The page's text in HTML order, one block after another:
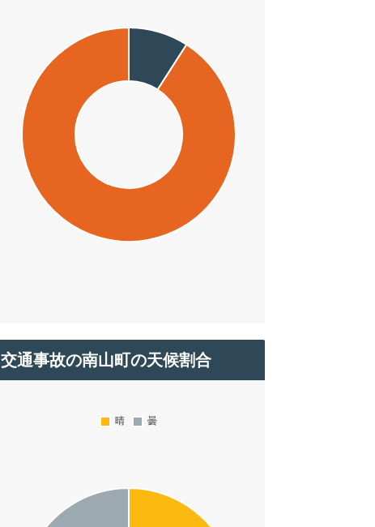
交通事故の南山町の天候割合